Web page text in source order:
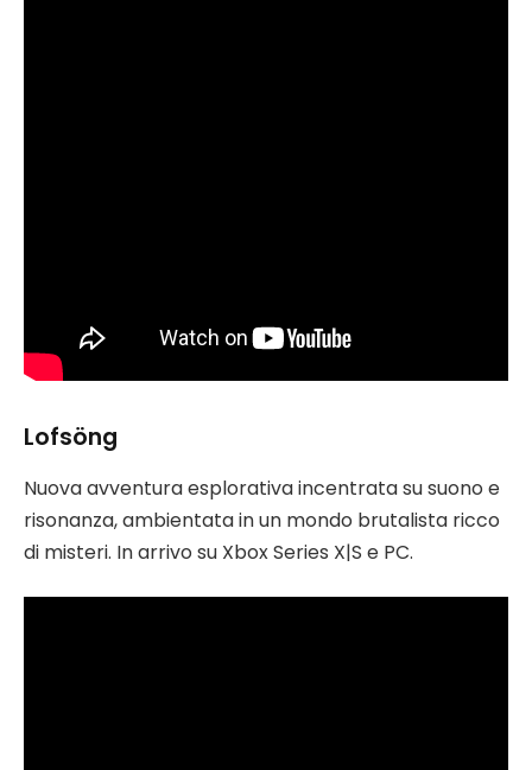
Lofsöng
Nuova avventura esplorativa incentrata su suono e
risonanza, ambientata in un mondo brutalista ricco
di misteri. In arrivo su Xbox Series X|S e PC.